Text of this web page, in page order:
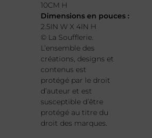
10CM H
Dimensions en pouces :
2.5IN W X 4IN H
© La Soufflerie.
L’ensemble des
créations, designs et
contenus est
protégé par le droit
d’auteur et est
susceptible d’être
protégé au titre du
droit des marques.